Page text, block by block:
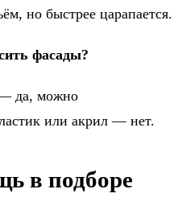
но быстрее царапается.
фасады?
да, можно
или акрил — нет.
в подборе